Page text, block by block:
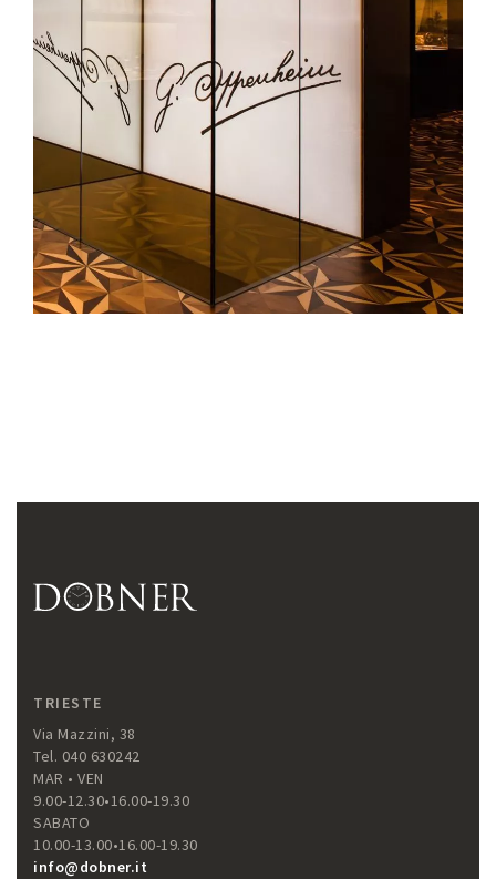
TRIESTE
Via Mazzini, 38
Tel. 040 630242
MAR • VEN
9.00-12.30•16.00-19.30
SABATO
10.00-13.00•16.00-19.30
info@dobner.it